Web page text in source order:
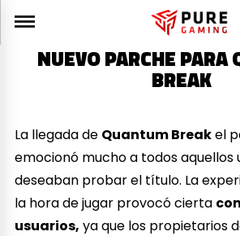
NUEVO PARCHE PARA
BREAK
La llegada de Quantum Breakel
emocionó mucho a todos aquellos
deseaban probar el título. La
la hora de jugar provocó cierta
usuarios, ya que los propietarios